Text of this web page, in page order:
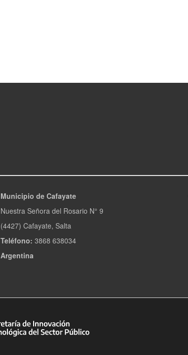
Municipio de Cafayate
Nuestra Señora del Rosario N° 9
(4427) Cafayate, Salta
Teléfono: 3868 638034
Argentina